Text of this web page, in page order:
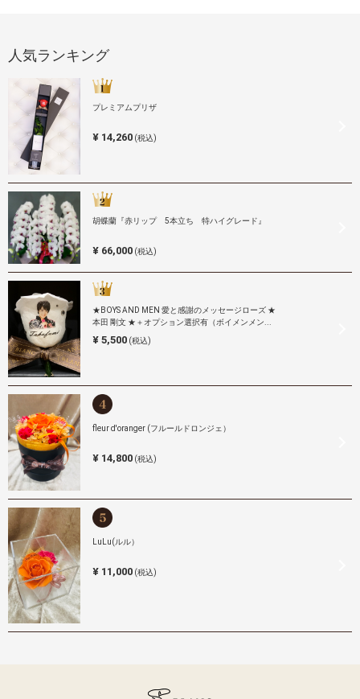
人気ランキング
プレミアムプリザ
¥ 14,260 (税込)
胡蝶蘭『赤リップ 5本立ち 特ハイグレード』
¥ 66,000 (税込)
★BOYS AND MEN 愛と感謝のメッセージローズ ★
本田 剛文 ★＋オプション選択有（ボイメンメン...
¥ 5,500 (税込)
fleur d'oranger (フルールドロンジェ）
¥ 14,800 (税込)
LuLu(ルル）
¥ 11,000 (税込)